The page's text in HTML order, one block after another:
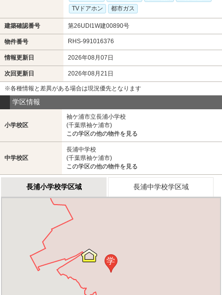
TVドアホン
都市ガス
建築確認番号 第26UDI1W建00890号
物件番号 RHS-991016376
情報更新日 2026年08月07日
次回更新日 2026年08月21日
※各種情報と差異がある場合は現況優先となります
学区情報
小学校区
袖ケ浦市立長浦小学校
(千葉県袖ケ浦市)
この学区の他の物件を見る
中学校区
長浦中学校
(千葉県袖ケ浦市)
この学区の他の物件を見る
長浦小学校学区域 長浦中学校学区域
学